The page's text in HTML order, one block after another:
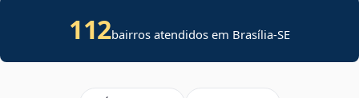
112bairros atendidos em Brasília-SE